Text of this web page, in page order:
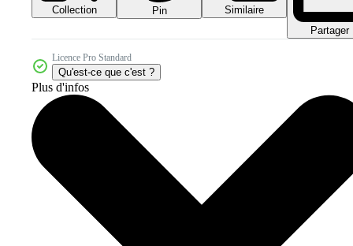
Collection Pin
Similaire
Partager
Licence Pro Standard
Qu'est-ce que c'est ?
Plus d'infos